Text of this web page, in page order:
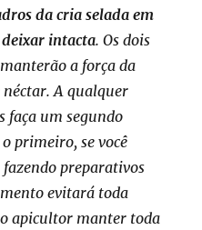
da cria selada em
deixar intacta. Os dois
a força da
A qualquer
faça um segundo
primeiro, se você
preparativos
evitará toda
apicultor manter toda